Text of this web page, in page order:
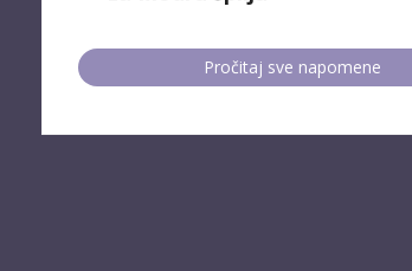
Pročitaj sve napomene